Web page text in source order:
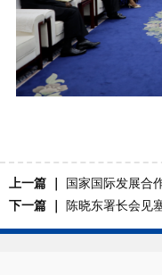
上一篇 ｜
国家国际发展合
下一篇 ｜
陈晓东署长会见